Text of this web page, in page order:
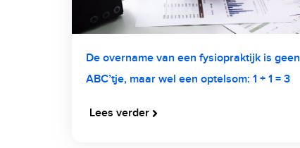
De overname van een fysiopraktijk is geen
ABC’tje, maar wel een optelsom: 1 + 1 = 3
Lees verder